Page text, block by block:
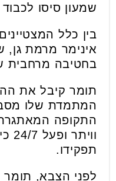
שמעון סיסו לכבוד
בין כלל
אינימר מרמת
בחטיבה מרחבית
תומר קיבל את
המתמדת שלו
התקופה
תפקידו.
לפני הצבא, תומר